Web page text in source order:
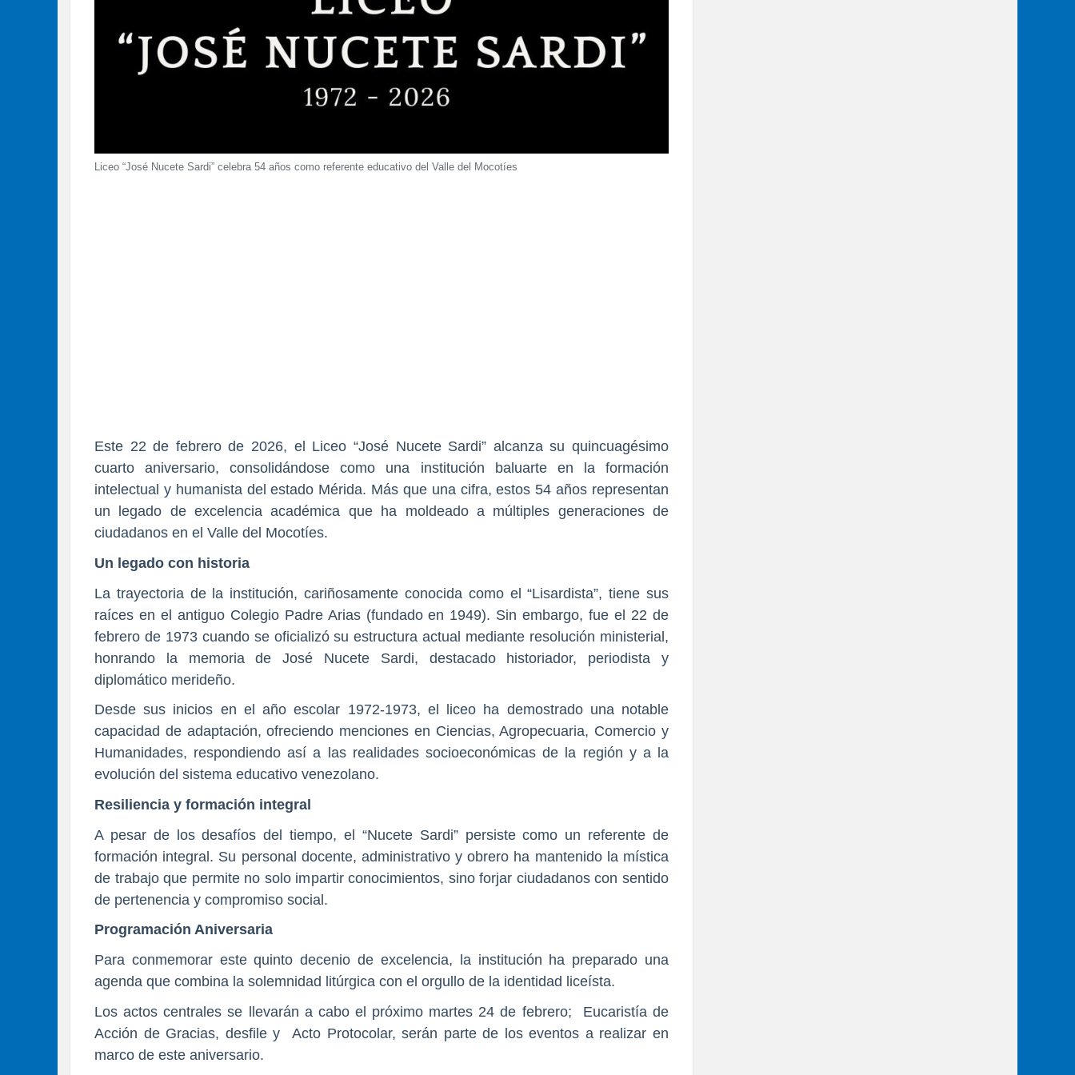
Liceo “José Nucete Sardi” celebra 54 años como referente educativo del Valle del Mocotíes
Este 22 de febrero de 2026, el Liceo “José Nucete Sardi” alcanza su quincuagésimo
cuarto aniversario, consolidándose como una institución baluarte en la formación
intelectual y humanista del estado Mérida. Más que una cifra, estos 54 años representan
un legado de excelencia académica que ha moldeado a múltiples generaciones de
ciudadanos en el Valle del Mocotíes.
Un legado con historia
La trayectoria de la institución, cariñosamente conocida como el “Lisardista”, tiene sus
raíces en el antiguo Colegio Padre Arias (fundado en 1949). Sin embargo, fue el 22 de
febrero de 1973 cuando se oficializó su estructura actual mediante resolución ministerial,
honrando la memoria de José Nucete Sardi, destacado historiador, periodista y
diplomático merideño.
Desde sus inicios en el año escolar 1972-1973, el liceo ha demostrado una notable
capacidad de adaptación, ofreciendo menciones en Ciencias, Agropecuaria, Comercio y
Humanidades, respondiendo así a las realidades socioeconómicas de la región y a la
evolución del sistema educativo venezolano.
Resiliencia y formación integral
A pesar de los desafíos del tiempo, el “Nucete Sardi” persiste como un referente de
formación integral. Su personal docente, administrativo y obrero ha mantenido la mística
de trabajo que permite no solo impartir conocimientos, sino forjar ciudadanos con sentido
de pertenencia y compromiso social.
Programación Aniversaria
Para conmemorar este quinto decenio de excelencia, la institución ha preparado una
agenda que combina la solemnidad litúrgica con el orgullo de la identidad liceísta.
Los actos centrales se llevarán a cabo el próximo martes 24 de febrero; Eucaristía de
Acción de Gracias, desfile y Acto Protocolar, serán parte de los eventos a realizar en
marco de este aniversario.